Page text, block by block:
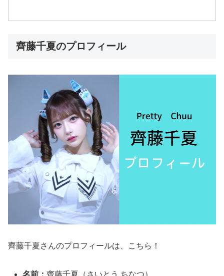
齊藤千夏のプロフィール
齊藤千夏さんのプロフィールは、こちら！
名前：齊藤千夏（さいとう ちなつ）